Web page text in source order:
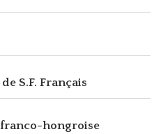
S.F. Français
hongroise